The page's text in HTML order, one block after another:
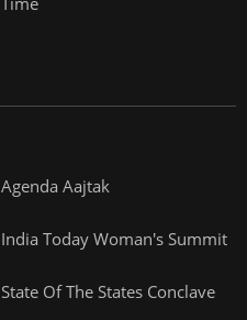
Agenda Aajtak
India Today Woman's Summit
State Of The States Conclave